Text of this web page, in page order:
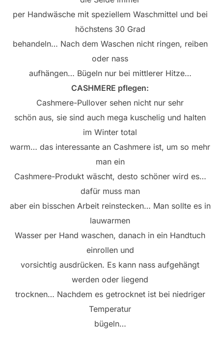
per Handwäsche mit speziellem Waschmittel und bei
höchstens 30 Grad
behandeln… Nach dem Waschen nicht ringen, reiben
oder nass
aufhängen… Bügeln nur bei mittlerer Hitze…
CASHMERE pflegen:
Cashmere-Pullover sehen nicht nur sehr
schön aus, sie sind auch mega kuschelig und halten
im Winter total
warm… das interessante an Cashmere ist, um so mehr
man ein
Cashmere-Produkt wäscht, desto schöner wird es…
dafür muss man
aber ein bisschen Arbeit reinstecken… Man sollte es in
lauwarmen
Wasser per Hand waschen, danach in ein Handtuch
einrollen und
vorsichtig ausdrücken. Es kann nass aufgehängt
werden oder liegend
trocknen… Nachdem es getrocknet ist bei niedriger
Temperatur
bügeln…